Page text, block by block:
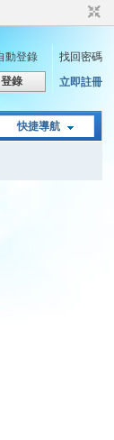
動登錄
找回密碼
登錄 立即註冊
快捷導航